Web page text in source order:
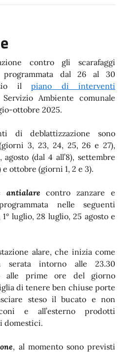
contro gli scarafaggi
dal 26 al 30
il piano di interventi
Ambiente comunale
ottobre 2025.
di deblattizzazione sono
3, 23, 24, 25, 26 e 27),
agosto (dal 4 all’8), settembre
e ottobre (giorni 1, 2 e 3).
antialare contro zanzare e
nelle seguenti
luglio, 28 luglio, 25 agosto e
alare, che inizia come
serata intorno alle 23.30
alle prime ore del giorno
di tenere ben chiuse porte
steso il bucato e non
e all’esterno prodotti
domestici.
, al momento sono previsti